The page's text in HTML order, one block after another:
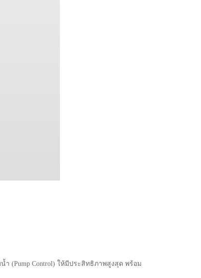
(Pump Control) ให้มีประสิทธิภาพสูงสุด พร้อม